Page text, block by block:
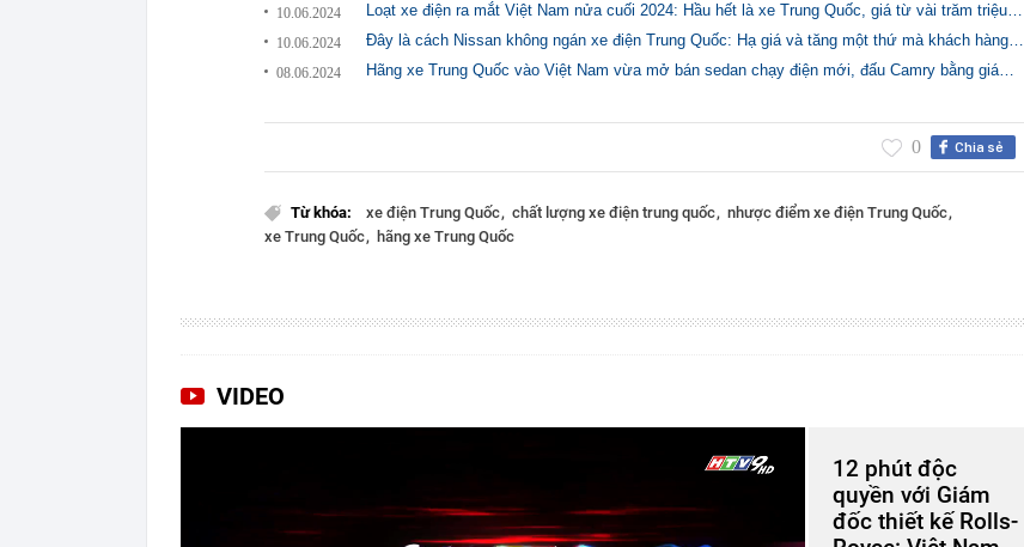
10.06.2024 Loạt xe điện ra mắt Việt Nam nửa cuối 2024: Hầu hết là xe Trung Quốc, giá từ vài trăm triệu…
10.06.2024 Đây là cách Nissan không ngán xe điện Trung Quốc: Hạ giá và tăng một thứ mà khách hàng…
08.06.2024 Hãng xe Trung Quốc vào Việt Nam vừa mở bán sedan chạy điện mới, đấu Camry bằng giá…
Chia sẻ
0
Từ khóa: xe điện Trung Quốc chất lượng xe điện trung quốc nhược điểm xe điện Trung Quốc
xe Trung Quốc hãng xe Trung Quốc
VIDEO
12 phút độc
quyền với Giám
đốc thiết kế Rolls-